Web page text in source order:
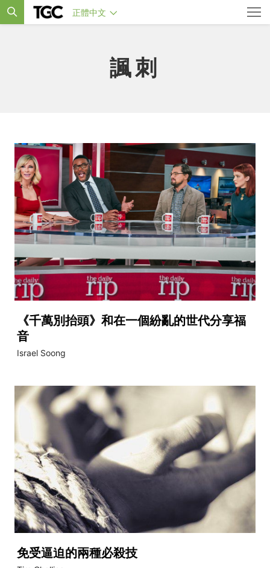
正體中文
諷刺
《千萬別抬頭》和在一個紛亂的世代分享福
音
Israel Soong
免受逼迫的兩種必殺技